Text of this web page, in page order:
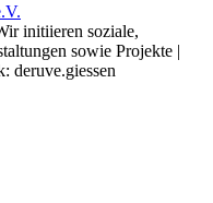
initiieren soziale,
sowie Projekte |
deruve.giessen